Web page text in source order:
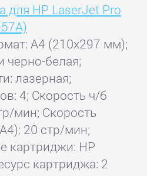
для HP LaserJet Pro
A4 (210x297 мм);
черно-белая;
лазерная;
4; Скорость ч/б
мин; Скорость
20 стр/мин;
картриджи: HP
картриджа: 2